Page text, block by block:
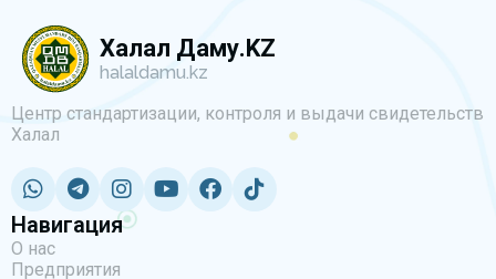
Халал Даму.KZ
halaldamu.kz
Центр стандартизации, контроля и выдачи свидетельств
Халал
Навигация
О нас
Предприятия